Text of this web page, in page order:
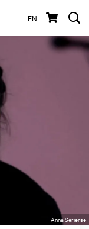
EN
Anna Serierse